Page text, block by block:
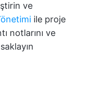
ve
ile proje
notlarını ve